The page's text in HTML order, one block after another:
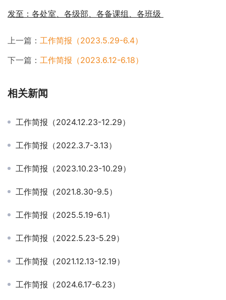
发至：各处室、各级部、各备课组、各班级
上一篇： 工作简报（2023.5.29-6.4）
下一篇： 工作简报（2023.6.12-6.18）
相关新闻
工作简报（2024.12.23-12.29）
工作简报（2022.3.7-3.13）
工作简报（2023.10.23-10.29）
工作简报（2021.8.30-9.5）
工作简报（2025.5.19-6.1）
工作简报（2022.5.23-5.29）
工作简报（2021.12.13-12.19）
工作简报（2024.6.17-6.23）